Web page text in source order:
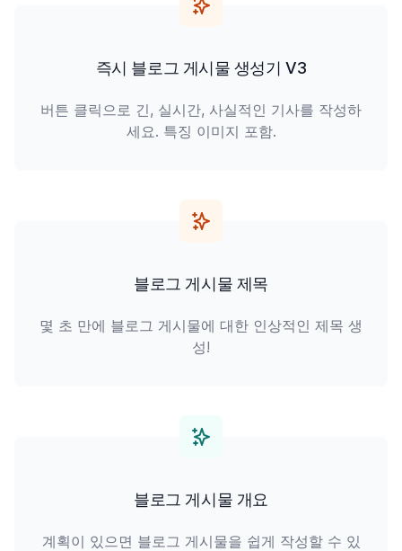
즉시 블로그 게시물 생성기 V3
버튼 클릭으로 긴, 실시간, 사실적인 기사를 작성하
세요. 특징 이미지 포함.
블로그 게시물 제목
몇 초 만에 블로그 게시물에 대한 인상적인 제목 생
성!
블로그 게시물 개요
계획이 있으면 블로그 게시물을 쉽게 작성할 수 있